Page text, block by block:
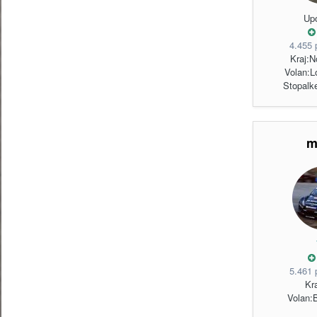
4.455
Kraj:
Volan:
5.461
Volan: